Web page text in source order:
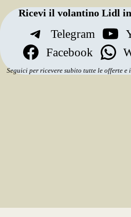
Ricevi il volantino Lidl
Telegram
Facebook
Seguici per ricevere subito tutte le offerte